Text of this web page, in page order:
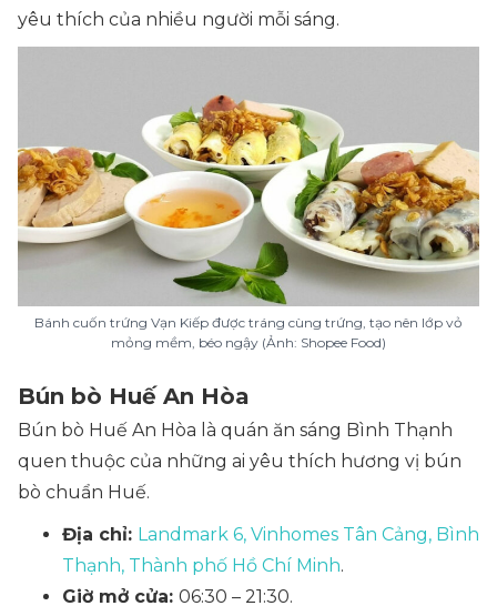
yêu thích của nhiều người mỗi sáng.
Bánh cuốn trứng Vạn Kiếp được tráng cùng trứng, tạo nên lớp vỏ
mỏng mềm, béo ngậy (Ảnh: Shopee Food)
Bún bò Huế An Hòa
Bún bò Huế An Hòa là quán ăn sáng Bình Thạnh
quen thuộc của những ai yêu thích hương vị bún
bò chuẩn Huế.
Địa chỉ: Landmark 6, Vinhomes Tân Cảng, Bình
Thạnh, Thành phố Hồ Chí Minh.
Giờ mở cửa: 06:30 – 21:30.